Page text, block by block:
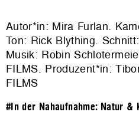
Autor*in: Mira Furlan.
Ton: Rick Blything.
Musik: Robin
FILMS. Produzent*in:
FILMS
#In der Nahaufnahme: Natur &